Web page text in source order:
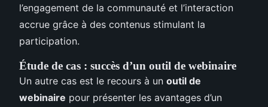
l’engagement de la communauté et l’interaction
accrue grâce à des contenus stimulant la
participation.
Étude de cas : succès d’un outil de webinaire
Un autre cas est le recours à un outil de
webinaire pour présenter les avantages d’un